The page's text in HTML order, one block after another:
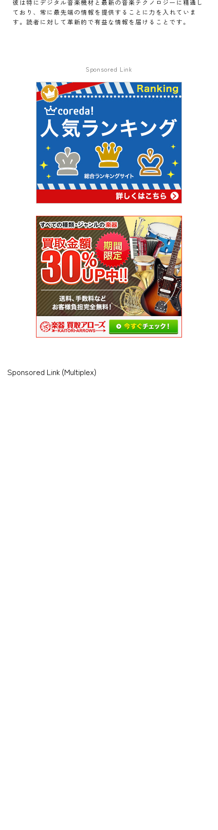
彼は特にデジタル音楽機材と最新の音楽テクノロジーに精通し
ており、常に最先端の情報を提供することに力を入れていま
す。読者に対して革新的で有益な情報を届けることです。
Sponsored Link
Sponsored Link (Multiplex)